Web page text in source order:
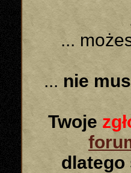
...
... nie
Twoje
dlatego